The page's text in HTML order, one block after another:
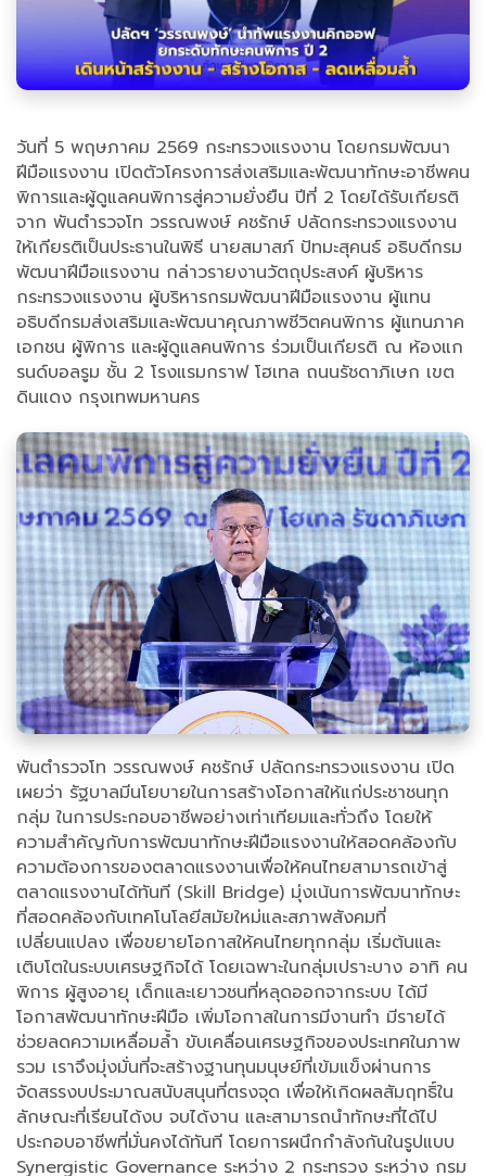
วันที่ 5 พฤษภาคม 2569 กระทรวงแรงงาน โดยกรมพัฒนา
ฝีมือแรงงาน เปิดตัวโครงการส่งเสริมและพัฒนาทักษะอาชีพคน
พิการและผู้ดูแลคนพิการสู่ความยั่งยืน ปีที่ 2 โดยได้รับเกียรติ
จาก พันตำรวจโท วรรณพงษ์ คชรักษ์ ปลัดกระทรวงแรงงาน
ให้เกียรติเป็นประธานในพิธี นายสมาสภ์ ปัทมะสุคนธ์ อธิบดีกรม
พัฒนาฝีมือแรงงาน กล่าวรายงานวัตถุประสงค์ ผู้บริหาร
กระทรวงแรงงาน ผู้บริหารกรมพัฒนาฝีมือแรงงาน ผู้แทน
อธิบดีกรมส่งเสริมและพัฒนาคุณภาพชีวิตคนพิการ ผู้แทนภาค
เอกชน ผู้พิการ และผู้ดูแลคนพิการ ร่วมเป็นเกียรติ ณ ห้องแก
รนด์บอลรูม ชั้น 2 โรงแรมกราฟ โฮเทล ถนนรัชดาภิเษก เขต
ดินแดง กรุงเทพมหานคร
พันตำรวจโท วรรณพงษ์ คชรักษ์ ปลัดกระทรวงแรงงาน เปิด
เผยว่า รัฐบาลมีนโยบายในการสร้างโอกาสให้แก่ประชาชนทุก
กลุ่ม ในการประกอบอาชีพอย่างเท่าเทียมและทั่วถึง โดยให้
ความสำคัญกับการพัฒนาทักษะฝีมือแรงงานให้สอดคล้องกับ
ความต้องการของตลาดแรงงานเพื่อให้คนไทยสามารถเข้าสู่
ตลาดแรงงานได้ทันที (Skill Bridge) มุ่งเน้นการพัฒนาทักษะ
ที่สอดคล้องกับเทคโนโลยีสมัยใหม่และสภาพสังคมที่
เปลี่ยนแปลง เพื่อขยายโอกาสให้คนไทยทุกกลุ่ม เริ่มต้นและ
เติบโตในระบบเศรษฐกิจได้ โดยเฉพาะในกลุ่มเปราะบาง อาทิ คน
พิการ ผู้สูงอายุ เด็กและเยาวชนที่หลุดออกจากระบบ ได้มี
โอกาสพัฒนาทักษะฝีมือ เพิ่มโอกาสในการมีงานทำ มีรายได้
ช่วยลดความเหลื่อมล้ำ ขับเคลื่อนเศรษฐกิจของประเทศในภาพ
รวม เราจึงมุ่งมั่นที่จะสร้างฐานทุนมนุษย์ที่เข้มแข็งผ่านการ
จัดสรรงบประมาณสนับสนุนที่ตรงจุด เพื่อให้เกิดผลสัมฤทธิ์ใน
ลักษณะที่เรียนได้งบ จบได้งาน และสามารถนำทักษะที่ได้ไป
ประกอบอาชีพที่มั่นคงได้ทันที โดยการผนึกกำลังกันในรูปแบบ
Synergistic Governance ระหว่าง 2 กระทรวง ระหว่าง กรม